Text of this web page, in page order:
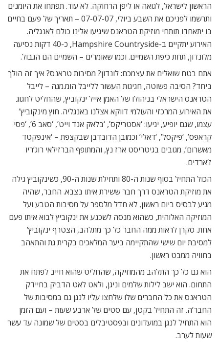
הראשון לישראל, לגואה או ליפן הרחוקה. לא עוד. תפתחו את היומנים
ותרשמו לפניכם את השבע ביולי, 07-07-07 – תאריך של פעם בחיים
בו יתאחדו תותחי מוזיקת הטראנס שיגיעו אלינו כולם לאנגליה.
האירוע יתקיים ב-Hampshire Countryside, כ-40 דקות נסיעה
מלונדון, תחת כיפת השמיים. וכמו שאומרים – השמיים הם הגבול.
אתם בטח שואלים את עצמכם: לונדון? מסיבות טראנס? איך זה הולך
ביחד? הסיבה פשוטה, חגיגות העשור ללייבל הומ.מגה – לייבל
הטראנס הישראלי בניהולו של האמן אייל ינקוביץ, שהחליט לחגוג
את האירוע המרכזי והעולמי דווקא אצלנו באנגליה. חוץ מינקוביץ’
עצמו, שגם יופיע, יגיעו: ‘אסטריקס’, ‘בלאק אנד וייט’, ‘סאב 6’, ‘פסי
קראפס’, ‘פיקסל’, ‘דאלי’ וכמובן הדובדבן שבקצפת – ‘אינפקטד
מאשרום’, מגובים בגיטריסט ארז נץ, והמתופף הברזילאי רוג’ריו
ז’ארדים.
הכול התחיל בסוף שנות ה-80 ותחילת שנות ה-90, כשינקוביץ גילה
את מוזיקת הטראנס דרך חבר ששירת איתו בצבא. החבר, שהיה
מגיע לבסיס ביום ראשון, לא חדל מלספר על מסיבות הטבע ועל
המוזיקה האלוהית, כשהוא מנסה לשכנע את ינקוביץ לבוא איתו פעם
אחת. סקרן לראות ממה החבר כל כך מתלהב, הצטרף ינקוביץ’
למסיבת יום שישי שהתקיימה ביער המלאכים בקרית גת והתאהב
בחוויה ממבט ראשון.
הוא גם כל כך התלהב מהמוזיקה, שהחליט שהוא חייב לפתח את
התחום. הוא ישב לילות שלמים וניגן, ולאט לאט הדביק בחיידק
הטראנס את כל החברים שלו שלחצו עליו לנגן גם במסיבות של
החבר’ה. זה התחיל בקטן, עם סטים של ארבע שעות – ועם הזמן
הוא התחיל לנגן במועדונים ובפסטיבלים בסטים של שמונה עד עשר
שעות לערב.